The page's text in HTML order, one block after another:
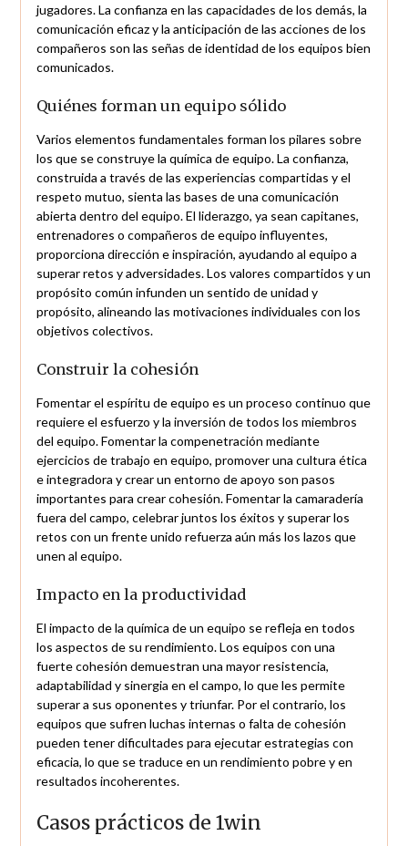
jugadores. La confianza en las capacidades de los demás, la
comunicación eficaz y la anticipación de las acciones de los
compañeros son las señas de identidad de los equipos bien
comunicados.
Quiénes forman un equipo sólido
Varios elementos fundamentales forman los pilares sobre
los que se construye la química de equipo. La confianza,
construida a través de las experiencias compartidas y el
respeto mutuo, sienta las bases de una comunicación
abierta dentro del equipo. El liderazgo, ya sean capitanes,
entrenadores o compañeros de equipo influyentes,
proporciona dirección e inspiración, ayudando al equipo a
superar retos y adversidades. Los valores compartidos y un
propósito común infunden un sentido de unidad y
propósito, alineando las motivaciones individuales con los
objetivos colectivos.
Construir la cohesión
Fomentar el espíritu de equipo es un proceso continuo que
requiere el esfuerzo y la inversión de todos los miembros
del equipo. Fomentar la compenetración mediante
ejercicios de trabajo en equipo, promover una cultura ética
e integradora y crear un entorno de apoyo son pasos
importantes para crear cohesión. Fomentar la camaradería
fuera del campo, celebrar juntos los éxitos y superar los
retos con un frente unido refuerza aún más los lazos que
unen al equipo.
Impacto en la productividad
El impacto de la química de un equipo se refleja en todos
los aspectos de su rendimiento. Los equipos con una
fuerte cohesión demuestran una mayor resistencia,
adaptabilidad y sinergia en el campo, lo que les permite
superar a sus oponentes y triunfar. Por el contrario, los
equipos que sufren luchas internas o falta de cohesión
pueden tener dificultades para ejecutar estrategias con
eficacia, lo que se traduce en un rendimiento pobre y en
resultados incoherentes.
Casos prácticos de 1win